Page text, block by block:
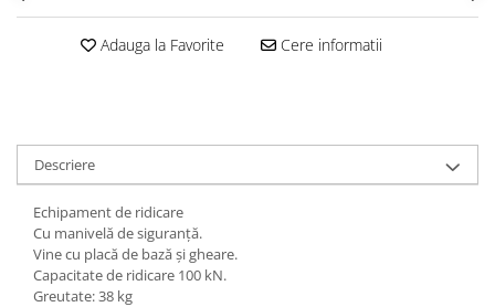
Adauga la Favorite Cere informatii
Descriere
Echipament de ridicare
Cu manivelă de siguranță.
Vine cu placă de bază și gheare.
Capacitate de ridicare 100 kN.
Greutate: 38 kg